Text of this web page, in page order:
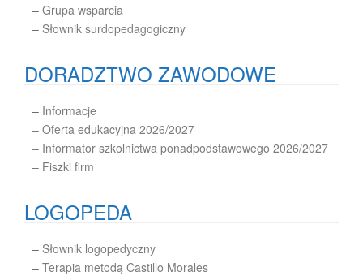
– Grupa wsparcia
– Słownik surdopedagogiczny
DORADZTWO ZAWODOWE
– Informacje
– Oferta edukacyjna 2026/2027
– Informator szkolnictwa ponadpodstawowego 2026/2027
– Fiszki firm
LOGOPEDA
– Słownik logopedyczny
– Terapia metodą Castillo Morales